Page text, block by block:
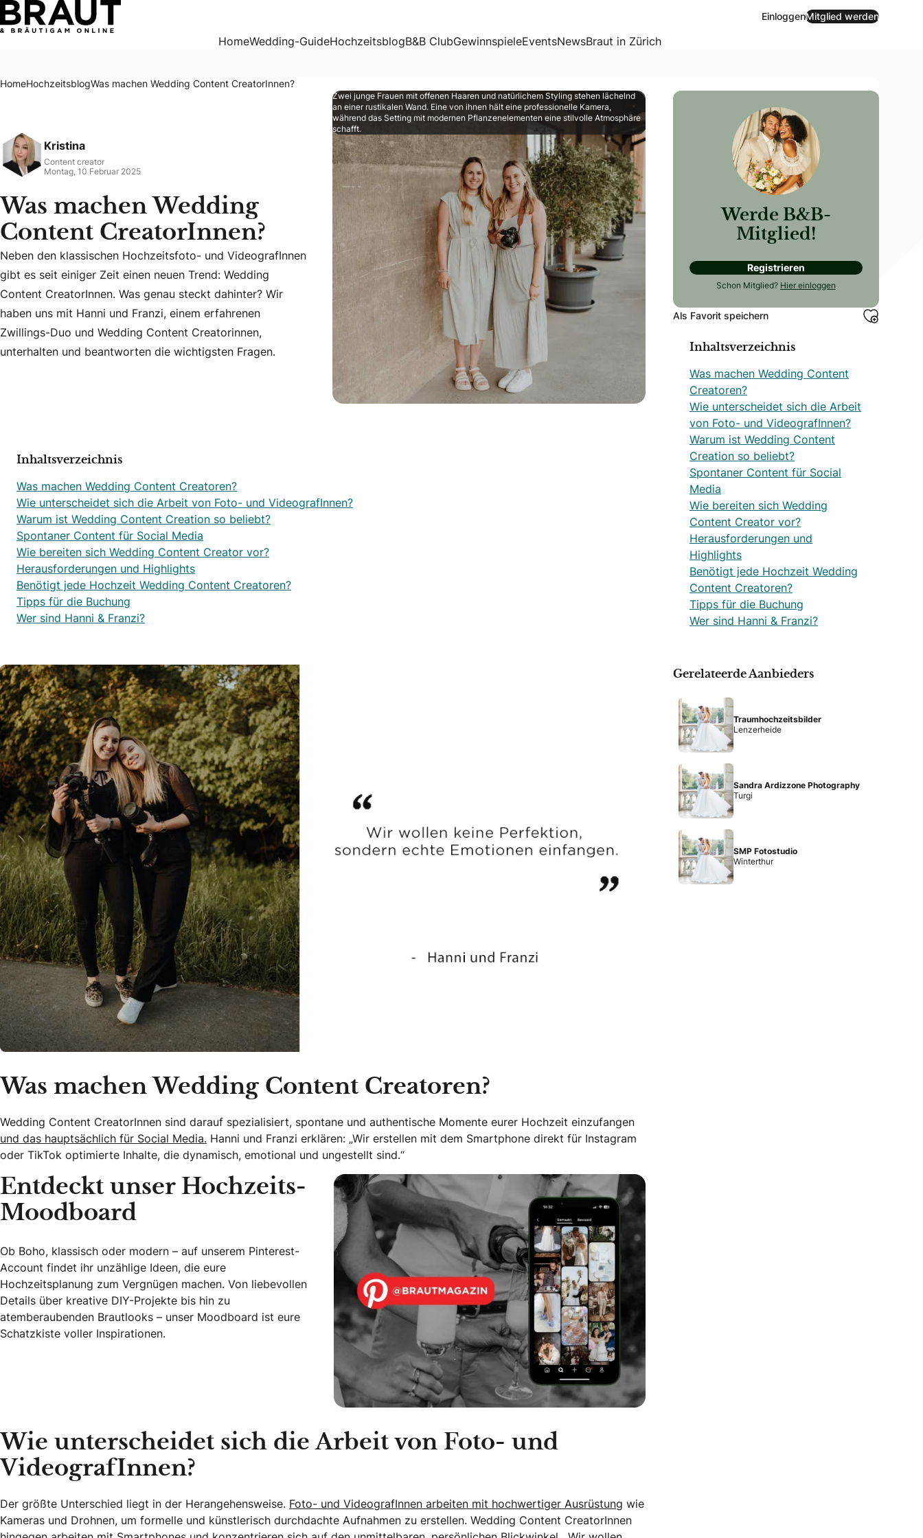
Was machen Wedding Content CreatorInnen?
EinloggenMitglied werden
HomeWedding-GuideHochzeitsblogB&B ClubGewinnspieleEventsNewsBraut in Zürich
HomeHochzeitsblogWas machen Wedding Content CreatorInnen?
Kristina
Content creator
Montag, 10 Februar 2025
Was machen Wedding
Content CreatorInnen?
Neben den klassischen Hochzeitsfoto- und VideografInnen gibt es seit einiger Zeit einen neuen Trend: Wedding Content CreatorInnen. Was genau steckt dahinter? Wir
Neben den klassischen Hochzeitsfoto- und VideografInnen
gibt es seit einiger Zeit einen neuen Trend: Wedding
Content CreatorInnen. Was genau steckt dahinter? Wir
haben uns mit Hanni und Franzi, einem erfahrenen
Zwillings-Duo und Wedding Content Creatorinnen,
unterhalten und beantworten die wichtigsten Fragen.
Zwei junge Frauen mit offenen Haaren und natürlichem Styling stehen lächelnd
an einer rustikalen Wand. Eine von ihnen hält eine professionelle Kamera,
während das Setting mit modernen Pflanzenelementen eine stilvolle Atmosphäre
schafft.
Inhaltsverzeichnis
Was machen Wedding Content Creatoren?
Wie unterscheidet sich die Arbeit von Foto- und VideografInnen?
Warum ist Wedding Content Creation so beliebt?
Spontaner Content für Social Media
Wie bereiten sich Wedding Content Creator vor?
Herausforderungen und Highlights
Benötigt jede Hochzeit Wedding Content Creatoren?
Tipps für die Buchung
Wer sind Hanni & Franzi?
Was machen Wedding Content Creatoren?
Wedding Content CreatorInnen sind darauf spezialisiert, spontane und authentische Momente eurer Hochzeit einzufangen
und das hauptsächlich für Social Media. Hanni und Franzi erklären: „Wir erstellen mit dem Smartphone direkt für Instagram
oder TikTok optimierte Inhalte, die dynamisch, emotional und ungestellt sind.“
Entdeckt unser Hochzeits-
Moodboard
Ob Boho, klassisch oder modern – auf unserem Pinterest-
Account findet ihr unzählige Ideen, die eure
Hochzeitsplanung zum Vergnügen machen. Von liebevollen
Details über kreative DIY-Projekte bis hin zu
atemberaubenden Brautlooks – unser Moodboard ist eure
Schatzkiste voller Inspirationen.
Wie unterscheidet sich die Arbeit von Foto- und
VideografInnen?
Der größte Unterschied liegt in der Herangehensweise. Foto- und VideografInnen arbeiten mit hochwertiger Ausrüstung wie
Kameras und Drohnen, um formelle und künstlerisch durchdachte Aufnahmen zu erstellen. Wedding Content CreatorInnen
Werde B&B-
Mitglied!
Registrieren
Schon Mitglied? Hier einloggen
Als Favorit speichern
Inhaltsverzeichnis
Was machen Wedding Content
Creatoren?
Wie unterscheidet sich die Arbeit
von Foto- und VideografInnen?
Warum ist Wedding Content
Creation so beliebt?
Spontaner Content für Social
Media
Wie bereiten sich Wedding
Content Creator vor?
Herausforderungen und
Highlights
Benötigt jede Hochzeit Wedding
Content Creatoren?
Tipps für die Buchung
Wer sind Hanni & Franzi?
Gerelateerde Aanbieders
Traumhochzeitsbilder
Lenzerheide
Sandra Ardizzone Photography
Turgi
SMP Fotostudio
Winterthur